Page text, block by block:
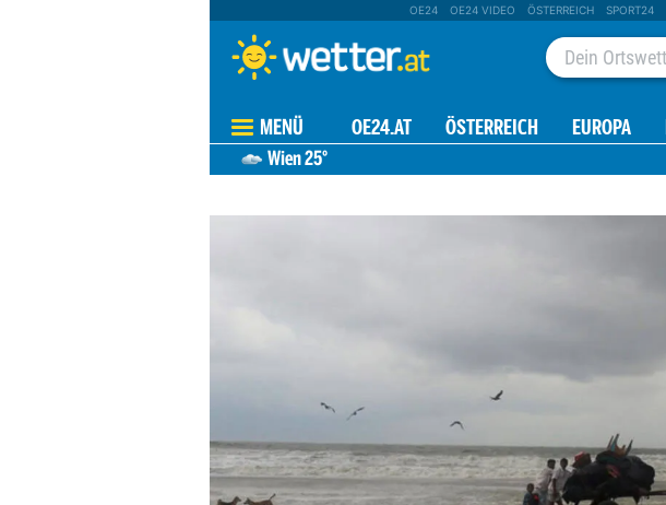
OE24 OE24 VIDEO ÖSTERREICH SPORT24
MENÜ OE24.AT ÖSTERREICH EUROPA
Wien25°